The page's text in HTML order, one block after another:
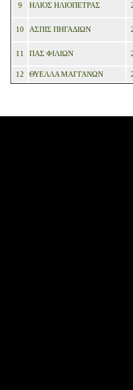
9 ΗΛΙΟΣ ΗΛΙΟΠΕΤΡΑΣ
10 ΑΣΠΙΣ ΠΗΓΑΔΙΩΝ
11 ΠΑΣ ΦΙΛΙΩΝ
12 ΘΥΕΛΛΑ ΜΑΓΓΑΝΩΝ